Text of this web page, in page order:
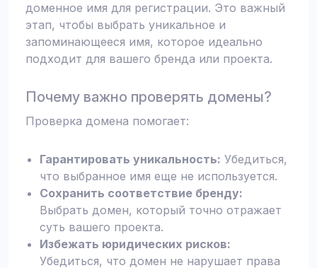
доменное имя для регистрации. Это важный
этап, чтобы выбрать уникальное и
запоминающееся имя, которое идеально
подходит для вашего бренда или проекта.
Почему важно проверять домены?
Проверка домена помогает:
Гарантировать уникальность: Убедиться,
что выбранное имя еще не используется.
Сохранить соответствие бренду:
Выбрать домен, который точно отражает
суть вашего проекта.
Избежать юридических рисков:
Убедиться, что домен не нарушает права